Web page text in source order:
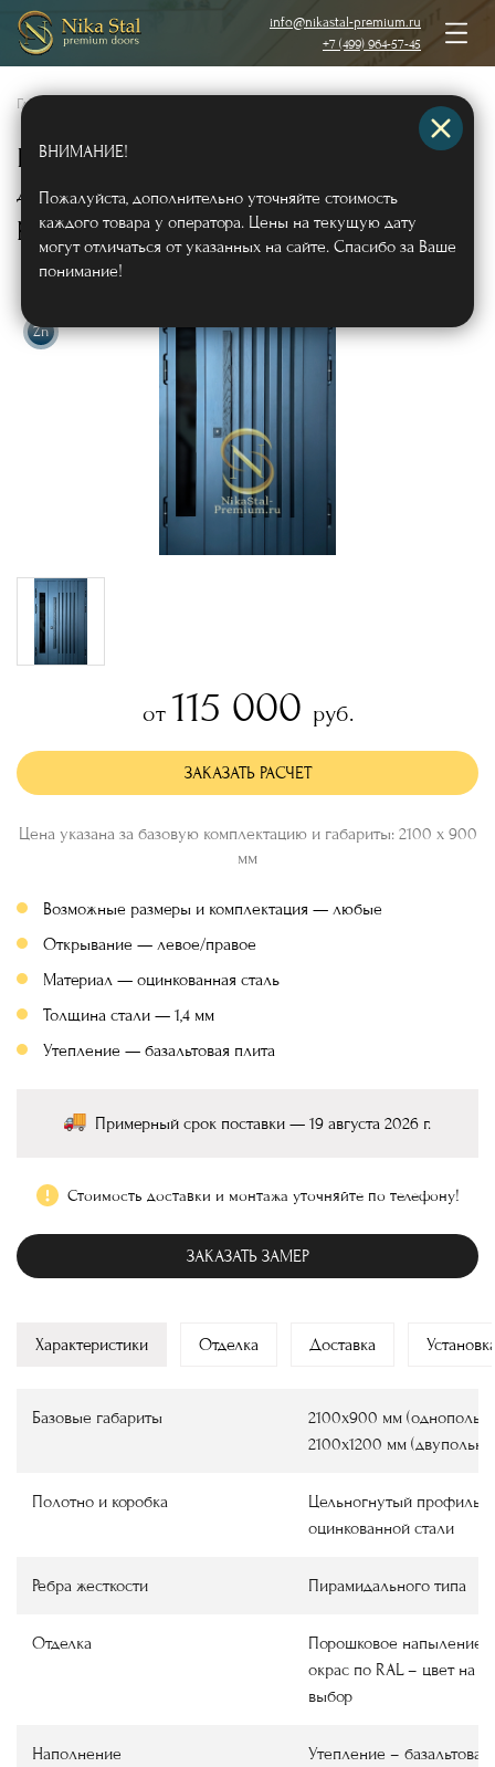
info@nikastal-premium.ru
+7 (499) 964-57-45
Главная Двери с отделкой МДФ
Неравностворчатая остекленная
дверь «термо» МДФ RAL с бугельной
ручкой (реечный декор) Арт531
Zn
от 115 000 руб.
ЗАКАЗАТЬ РАСЧЕТ
Цена указана за базовую комплектацию и габариты: 2100 х 900
мм
Возможные размеры и комплектация — любые
Открывание — левое/правое
Материал — оцинкованная сталь
Толщина стали — 1,4 мм
Утепление — базальтовая плита
Примерный срок поставки — 19 августа 2026 г.
Стоимость доставки и монтажа уточняйте по телефону!
ЗАКАЗАТЬ ЗАМЕР
Характеристики Отделка Доставка
Базовые габариты
2100х900 мм
2100х1200 мм
Полотно и коробка
Цельногнутый профиль
оцинкованной стали
Ребра жесткости Пирамидального типа
Отделка
Порошковое напыление
окрас по RAL – цвет на
выбор
Наполнение
Утепление – базальтовая
ВНИМАНИЕ!
Пожалуйста, дополнительно уточняйте стоимость
каждого товара у оператора. Цены на текущую дату
могут отличаться от указанных на сайте. Спасибо за Ваше
понимание!